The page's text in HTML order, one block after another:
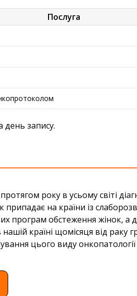
Послуга
день запису.
року в усьому світі
на країни із
програм обстеження жінок, а
країні щомісяця від
цього виду